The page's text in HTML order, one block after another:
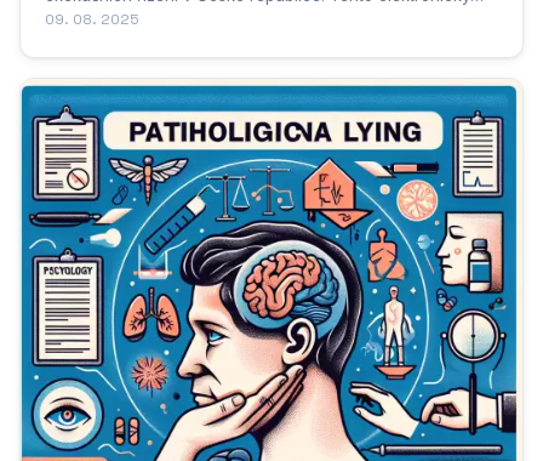
systém spravuje Exekutorská komora České republiky a
09. 08. 2025